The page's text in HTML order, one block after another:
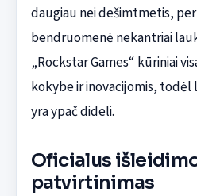
daugiau nei dešimtmetis,
bendruomenė nekantriai
„Rockstar Games“ kūriniai
kokybe ir inovacijomis, todėl
yra ypač dideli.
Oficialus
patvirtinimas